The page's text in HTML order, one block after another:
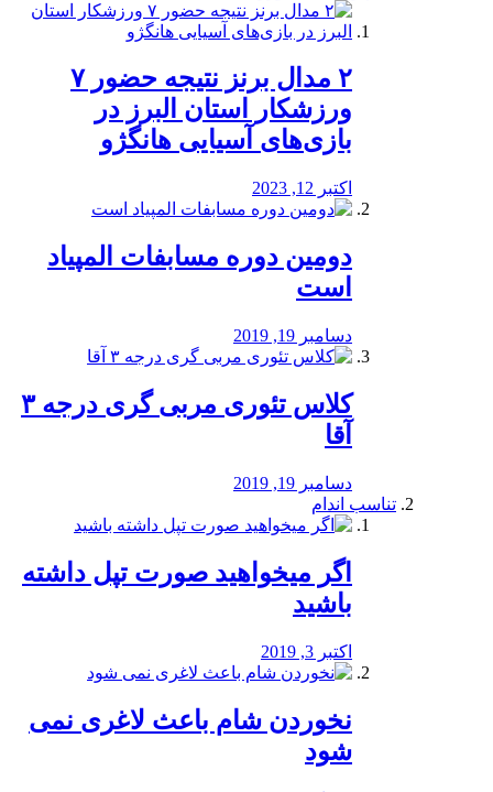
۲ مدال برنز نتیجه حضور ۷
ورزشکار استان البرز در
بازی‌های آسیایی هانگژو
اکتبر 12, 2023
دومین دوره مسابفات المپیاد
است
دسامبر 19, 2019
کلاس تئوری مربی گری درجه ۳
آقا
دسامبر 19, 2019
تناسب اندام
اگر میخواهید صورت تپل داشته
باشید
اکتبر 3, 2019
نخوردن شام باعث لاغری نمی
‌شود